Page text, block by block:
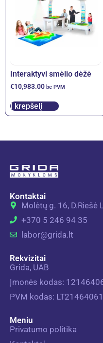
Interaktyvi smėlio dėžė
€10,983.00 be PVM
Į krepšelį
Kontaktai
Molėtų g. 16, D.Riešė
+370 5 246 94 35
labor@grida.lt
Rekvizitai
Grida, UAB
Įmonės kodas:
PVM kodas:
Meniu
Privatumo politika